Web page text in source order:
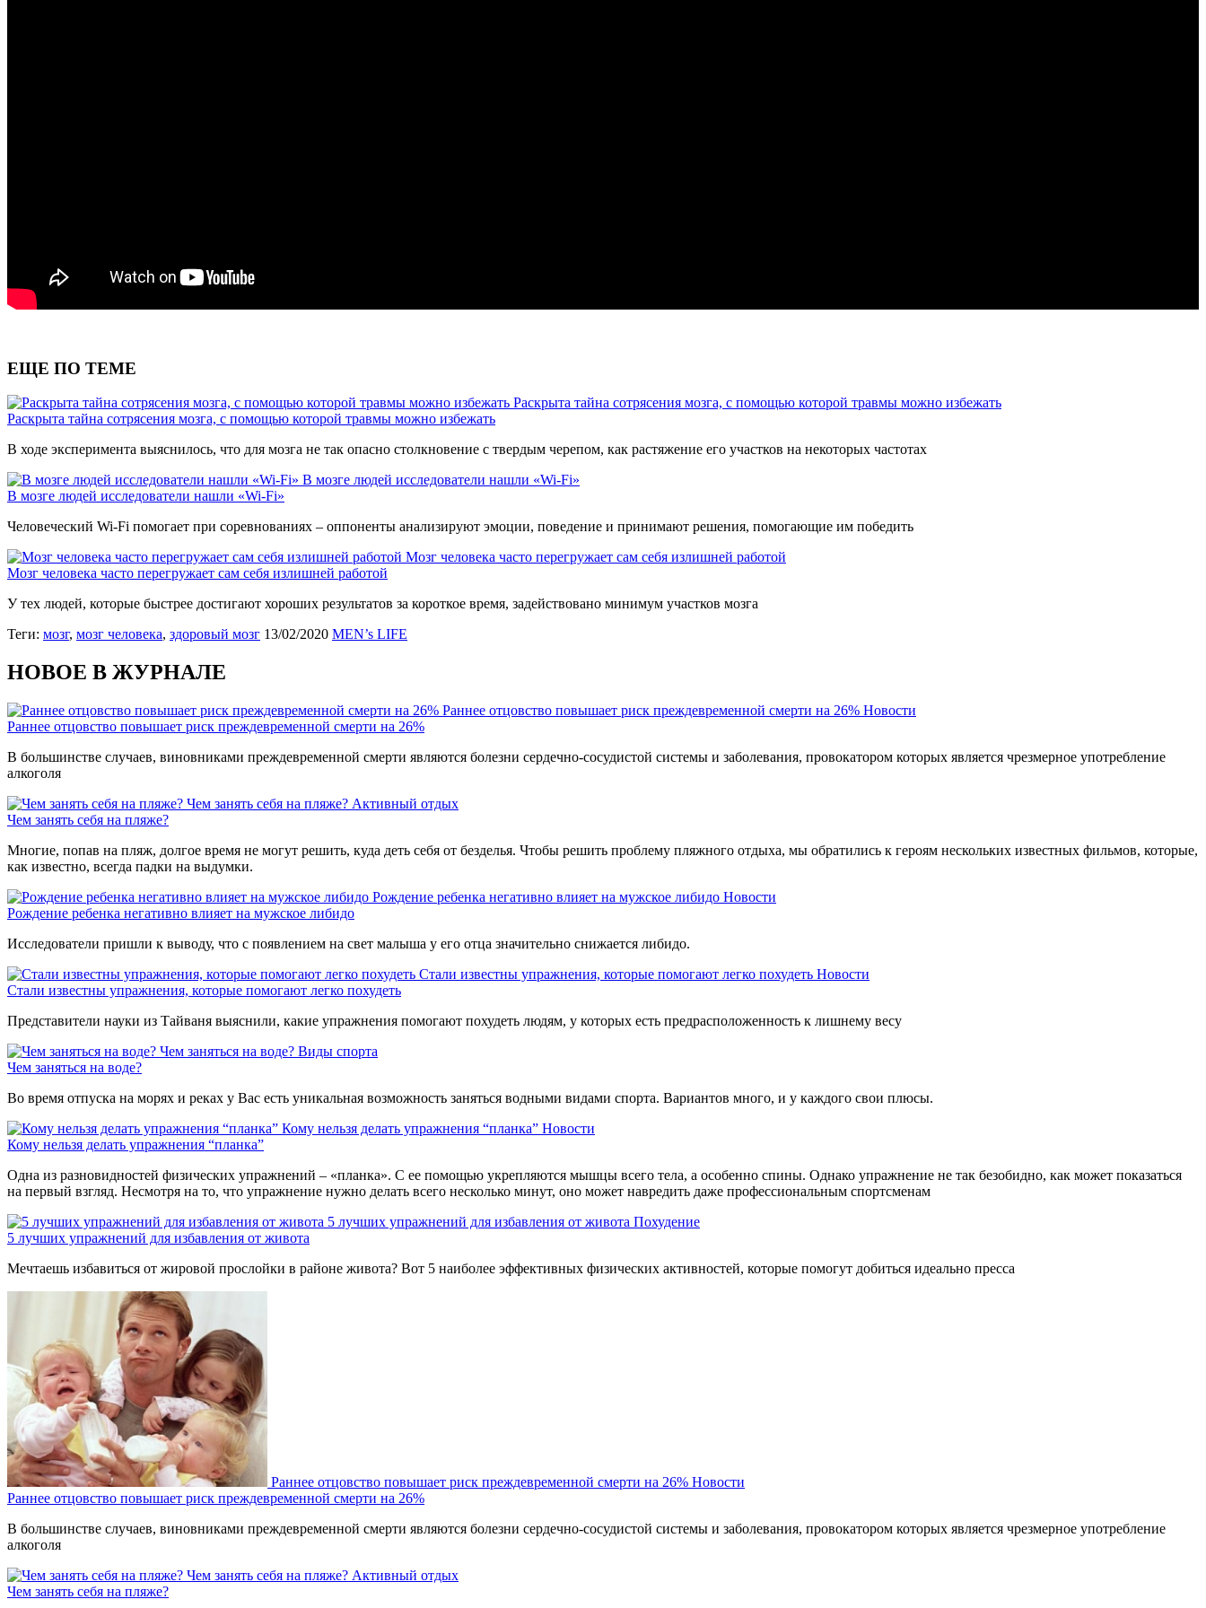
ЕЩЕ ПО ТЕМЕ
Раскрыта тайна сотрясения мозга, с помощью которой травмы можно избежать
Раскрыта тайна сотрясения мозга, с помощью которой травмы можно избежать
В ходе эксперимента выяснилось, что для мозга не так опасно столкновение с твердым черепом, как растяжение его участков на некоторых частотах
В мозге людей исследователи нашли «Wi-Fi»
В мозге людей исследователи нашли «Wi-Fi»
Человеческий Wi-Fi помогает при соревнованиях – оппоненты анализируют эмоции, поведение и принимают решения, помогающие им победить
Мозг человека часто перегружает сам себя излишней работой
Мозг человека часто перегружает сам себя излишней работой
У тех людей, которые быстрее достигают хороших результатов за короткое время, задействовано минимум участков мозга
Теги: мозг, мозг человека, здоровый мозг 13/02/2020 MEN’s LIFE
НОВОЕ В ЖУРНАЛЕ
Раннее отцовство повышает риск преждевременной смерти на 26% Новости
Раннее отцовство повышает риск преждевременной смерти на 26%
В большинстве случаев, виновниками преждевременной смерти являются болезни сердечно-сосудистой системы и заболевания, провокатором которых является чрезмерное употребление
алкоголя
Чем занять себя на пляже? Активный отдых
Чем занять себя на пляже?
Многие, попав на пляж, долгое время не могут решить, куда деть себя от безделья. Чтобы решить проблему пляжного отдыха, мы обратились к героям нескольких известных фильмов, которые,
как известно, всегда падки на выдумки.
Рождение ребенка негативно влияет на мужское либидо Новости
Рождение ребенка негативно влияет на мужское либидо
Исследователи пришли к выводу, что с появлением на свет малыша у его отца значительно снижается либидо.
Стали известны упражнения, которые помогают легко похудеть Новости
Стали известны упражнения, которые помогают легко похудеть
Представители науки из Тайваня выяснили, какие упражнения помогают похудеть людям, у которых есть предрасположенность к лишнему весу
Чем заняться на воде? Виды спорта
Чем заняться на воде?
Во время отпуска на морях и реках у Вас есть уникальная возможность заняться водными видами спорта. Вариантов много, и у каждого свои плюсы.
Кому нельзя делать упражнения “планка” Новости
Кому нельзя делать упражнения “планка”
Одна из разновидностей физических упражнений – «планка». С ее помощью укрепляются мышцы всего тела, а особенно спины. Однако упражнение не так безобидно, как может показаться
на первый взгляд. Несмотря на то, что упражнение нужно делать всего несколько минут, оно может навредить даже профессиональным спортсменам
5 лучших упражнений для избавления от живота Похудение
5 лучших упражнений для избавления от живота
Мечтаешь избавиться от жировой прослойки в районе живота? Вот 5 наиболее эффективных физических активностей, которые помогут добиться идеально пресса
Раннее отцовство повышает риск преждевременной смерти на 26% Новости
Раннее отцовство повышает риск преждевременной смерти на 26%
В большинстве случаев, виновниками преждевременной смерти являются болезни сердечно-сосудистой системы и заболевания, провокатором которых является чрезмерное употребление
алкоголя
Чем занять себя на пляже? Активный отдых
Чем занять себя на пляже?